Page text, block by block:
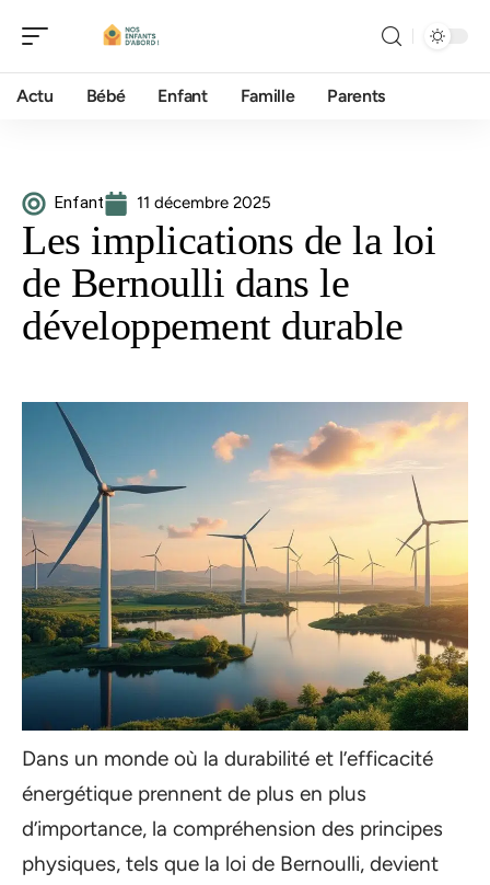
Actu Bébé Enfant Famille Parents
Enfant 11 décembre 2025
Les implications de la loi
de Bernoulli dans le
développement durable
Dans un monde où la durabilité et l’efficacité
énergétique prennent de plus en plus
d’importance, la compréhension des principes
physiques, tels que la loi de Bernoulli, devient